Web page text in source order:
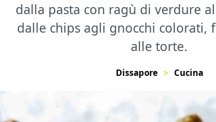
dalla pasta con ragù di verdure
dalle chips agli gnocchi colorati,
alle torte.
Dissapore Cucina